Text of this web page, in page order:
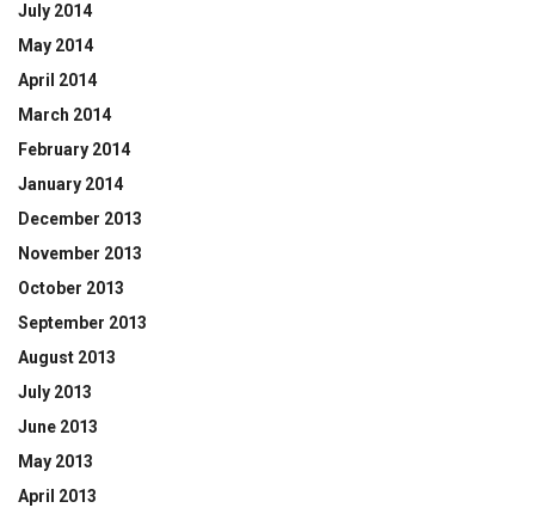
July 2014
May 2014
April 2014
March 2014
February 2014
January 2014
December 2013
November 2013
October 2013
September 2013
August 2013
July 2013
June 2013
May 2013
April 2013